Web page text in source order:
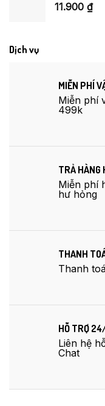
11.900 ₫
Dịch vụ
MIỄN PHÍ
Miễn phí
499k
TRẢ HÀNG
Miễn phí
hư hỏng
THANH
Thanh
HỖ TRỢ
Liên hệ
Chat